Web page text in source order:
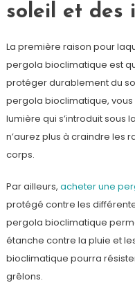
soleil et des
La première raison pour
pergola bioclimatique est
protéger durablement du
pergola bioclimatique,
lumière qui s’introduit sous
n’aurez plus à craindre les
corps.
Par ailleurs, acheter une
protégé contre les
pergola bioclimatique
étanche contre la pluie et
bioclimatique pourra
grêlons.